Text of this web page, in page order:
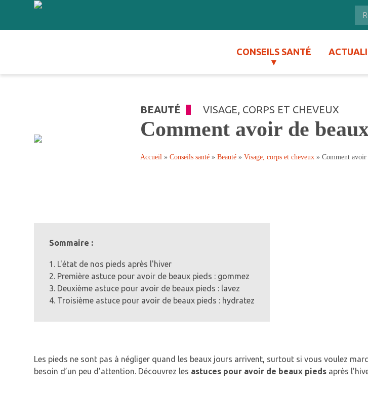
CONSEILS SANTÉ
BEAUTÉ VISAGE, CORPS ET CHEVEUX
Comment avoir de
Accueil »Conseils santé »Beauté »Visage, corps et cheveux »Comment avoir
Sommaire :
1. L'état de nos pieds après l'hiver
2. Première astuce pour avoir de beaux pieds : gommez
3. Deuxième astuce pour avoir de beaux pieds : lavez
4. Troisième astuce pour avoir de beaux pieds : hydratez
Les pieds ne sont pas à négliger quand les beaux jours arrivent, surtout si vous voulez
besoin d’un peu d’attention. Découvrez les astuces pour avoir de beaux pieds après